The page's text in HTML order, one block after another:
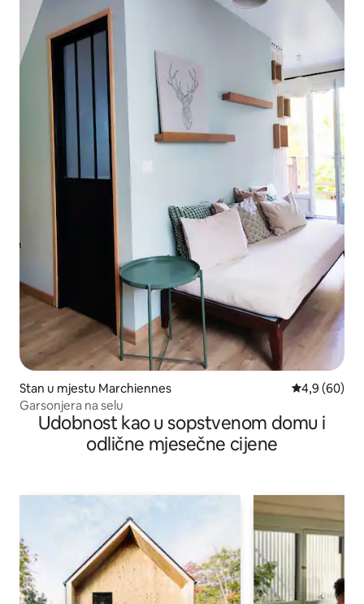
Stan u mjestu Marchiennes prosječna
4,9 (60)
Garsonjera na selu
Udobnost kao u sopstvenom domu i
odlične mjesečne cijene